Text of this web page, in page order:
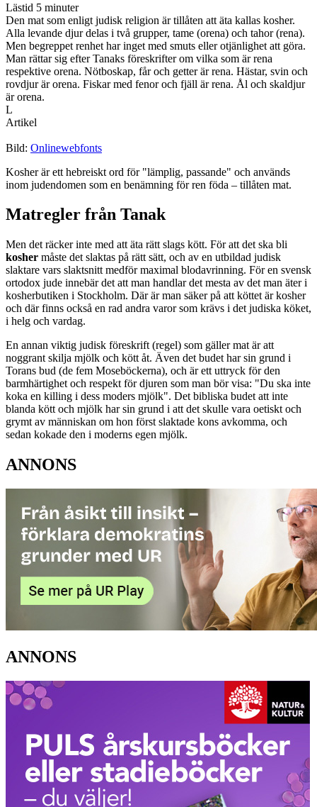
Lästid 5 minuter
Den mat som enligt judisk religion är tillåten att äta kallas kosher.
Alla levande djur delas i två grupper, tame (orena) och tahor (rena).
Men begreppet renhet har inget med smuts eller otjänlighet att göra.
Man rättar sig efter Tanaks föreskrifter om vilka som är rena
respektive orena. Nötboskap, får och getter är rena. Hästar, svin och
rovdjur är orena. Fiskar med fenor och fjäll är rena. Ål och skaldjur
är orena.
L
Artikel
Bild: Onlinewebfonts
Kosher är ett hebreiskt ord för "lämplig, passande" och används
inom judendomen som en benämning för ren föda – tillåten mat.
Matregler från Tanak
Men det räcker inte med att äta rätt slags kött. För att det ska bli
kosher måste det slaktas på rätt sätt, och av en utbildad judisk
slaktare vars slaktsnitt medför maximal blodavrinning. För en svensk
ortodox jude innebär det att man handlar det mesta av det man äter i
kosherbutiken i Stockholm. Där är man säker på att köttet är kosher
och där finns också en rad andra varor som krävs i det judiska köket,
i helg och vardag.
En annan viktig judisk föreskrift (regel) som gäller mat är att
noggrant skilja mjölk och kött åt. Även det budet har sin grund i
Torans bud (de fem Moseböckerna), och är ett uttryck för den
barmhärtighet och respekt för djuren som man bör visa: "Du ska inte
koka en killing i dess moders mjölk". Det bibliska budet att inte
blanda kött och mjölk har sin grund i att det skulle vara oetiskt och
grymt av människan om hon först slaktade kons avkomma, och
sedan kokade den i moderns egen mjölk.
ANNONS
ANNONS